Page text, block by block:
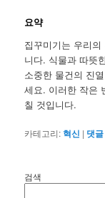
요약
집꾸미기는 우리
니다. 식물과 따뜻
소중한 물건의 진
세요. 이러한 작은
칠 것입니다.
카테고리: 혁신 | 댓
검색